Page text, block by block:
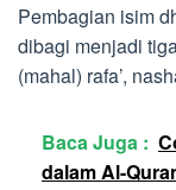
Pembagian isim
dibagi menjadi
(mahal) rafa’,
Baca Juga :
dalam Al-